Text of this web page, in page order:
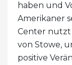
haben und
Amerikaner
Center nutzt
von Stowe,
positive